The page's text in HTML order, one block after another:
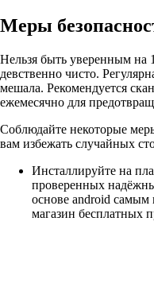
Меры
Нельзя быть уверенным на
девственно чисто.
мешала. Рекомендуется
ежемесячно для
Соблюдайте некоторые
вам избежать случайных
Инсталлируйте на
проверенных
основе android
магазин бесплатных